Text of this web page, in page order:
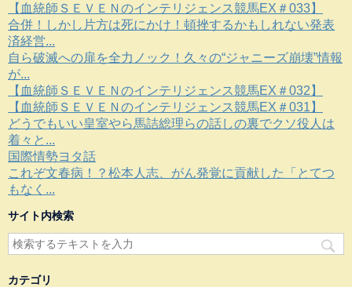
【血統師ＳＥＶＥＮのインテリジェンス競馬EX＃033】
合併！しかし片方は死にかけ！頓挫するかもしれない発表
済経営...
自ら破滅への扉を全力ノック！久々の“ジャニーズ崩壊”情報
が...
【血統師ＳＥＶＥＮのインテリジェンス競馬EX＃032】
【血統師ＳＥＶＥＮのインテリジェンス競馬EX＃031】
どうでもいい皇室やら馬詰総理らの話しの裏でクソ役人は
着々と...
国際情勢ヨタ話
これぞ文春病！？松本人志、がん発覚に貢献した「とてつ
もなく...
サイト内検索
カテゴリ